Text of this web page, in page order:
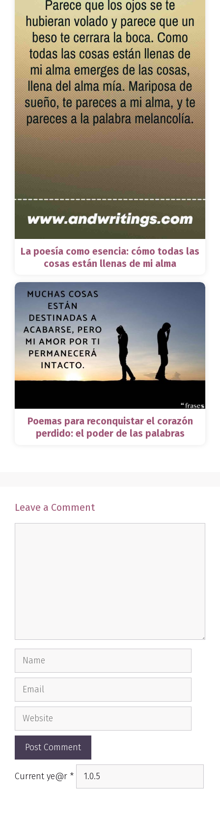
La poesía como esencia: cómo todas las
cosas están llenas de mi alma
Poemas para reconquistar el corazón
perdido: el poder de las palabras
Leave a Comment
Name
Email
Website
Current ye@r *